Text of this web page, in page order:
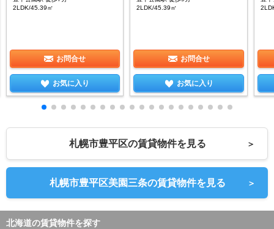
2LDK/45.39㎡
お問合せ
お気に入り
2LDK/45.39㎡
お問合せ
お気に入り
札幌市豊平区の賃貸物件を見る ＞
札幌市豊平区美園三条の賃貸物件を見る ＞
北海道の賃貸物件を探す